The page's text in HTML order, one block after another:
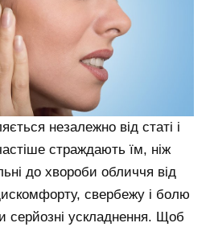
незалежно від статі і
страждають їм, ніж
до хвороби обличчя від
свербежу і болю
серйозні ускладнення. Щоб